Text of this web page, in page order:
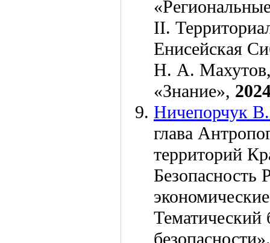
II.
Енисейская
Н. А.
«Знание»,
Ничепорчук
глава
территорий
Безопасность
Тематический